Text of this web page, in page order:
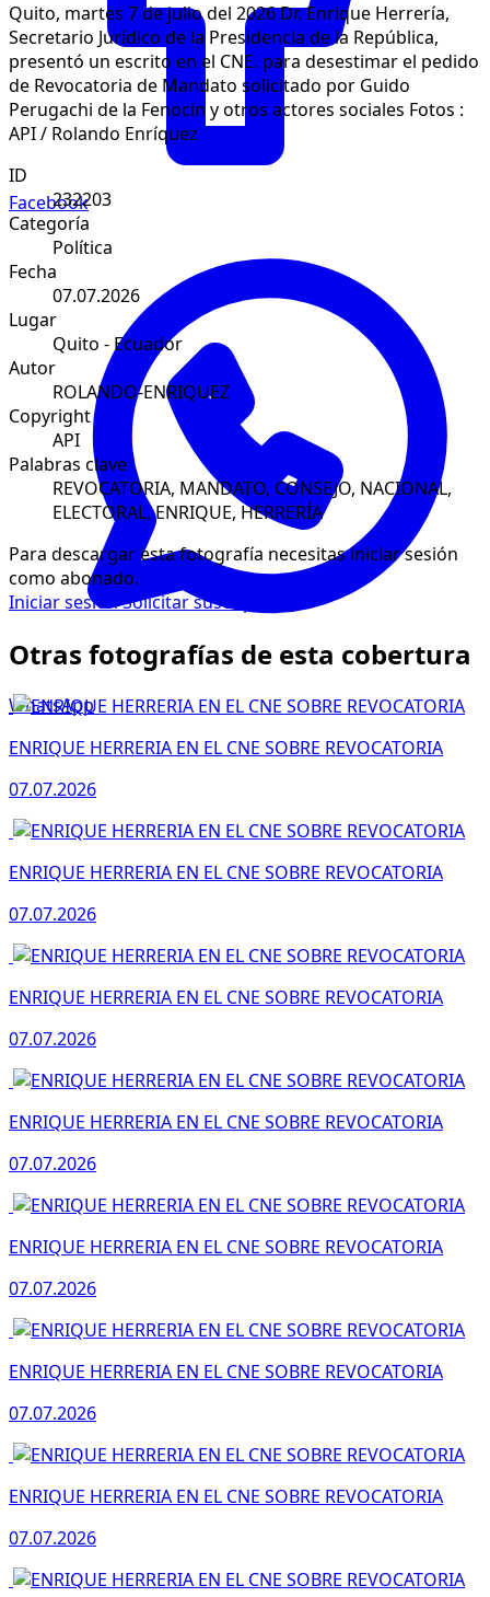
Facebook
WhatsApp
Quito, martes 7 de julio del 2026 Dr. Enrique Herrería,
Secretario Jurídico de la Presidencia de la República,
presentó un escrito en el CNE. para desestimar el pedido
de Revocatoria de Mandato solicitado por Guido
Perugachi de la Fenocin y otros actores sociales Fotos :
API / Rolando Enríquez
ID
232203
Categoría
Política
Fecha
07.07.2026
Lugar
Quito - Ecuador
Autor
ROLANDO-ENRIQUEZ
Copyright
API
Palabras clave
REVOCATORIA, MANDATO, CONSEJO, NACIONAL,
ELECTORAL, ENRIQUE, HERRERÍA
Para descargar esta fotografía necesitas iniciar sesión
como abonado.
Iniciar sesiónSolicitar suscripción
Otras fotografías de esta cobertura
ENRIQUE HERRERIA EN EL CNE SOBRE REVOCATORIA
07.07.2026
ENRIQUE HERRERIA EN EL CNE SOBRE REVOCATORIA
07.07.2026
ENRIQUE HERRERIA EN EL CNE SOBRE REVOCATORIA
07.07.2026
ENRIQUE HERRERIA EN EL CNE SOBRE REVOCATORIA
07.07.2026
ENRIQUE HERRERIA EN EL CNE SOBRE REVOCATORIA
07.07.2026
ENRIQUE HERRERIA EN EL CNE SOBRE REVOCATORIA
07.07.2026
ENRIQUE HERRERIA EN EL CNE SOBRE REVOCATORIA
07.07.2026